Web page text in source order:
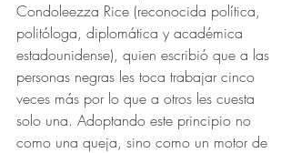
Condoleezza Rice (reconocida política,
politóloga, diplomática y académica
estadounidense), quien escribió que a las
personas negras les toca trabajar cinco
veces más por lo que a otros les cuesta
solo una. Adoptando este principio no
como una queja, sino como un motor de